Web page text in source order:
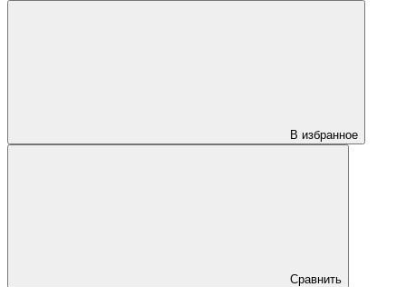
В избранное
Сравнить